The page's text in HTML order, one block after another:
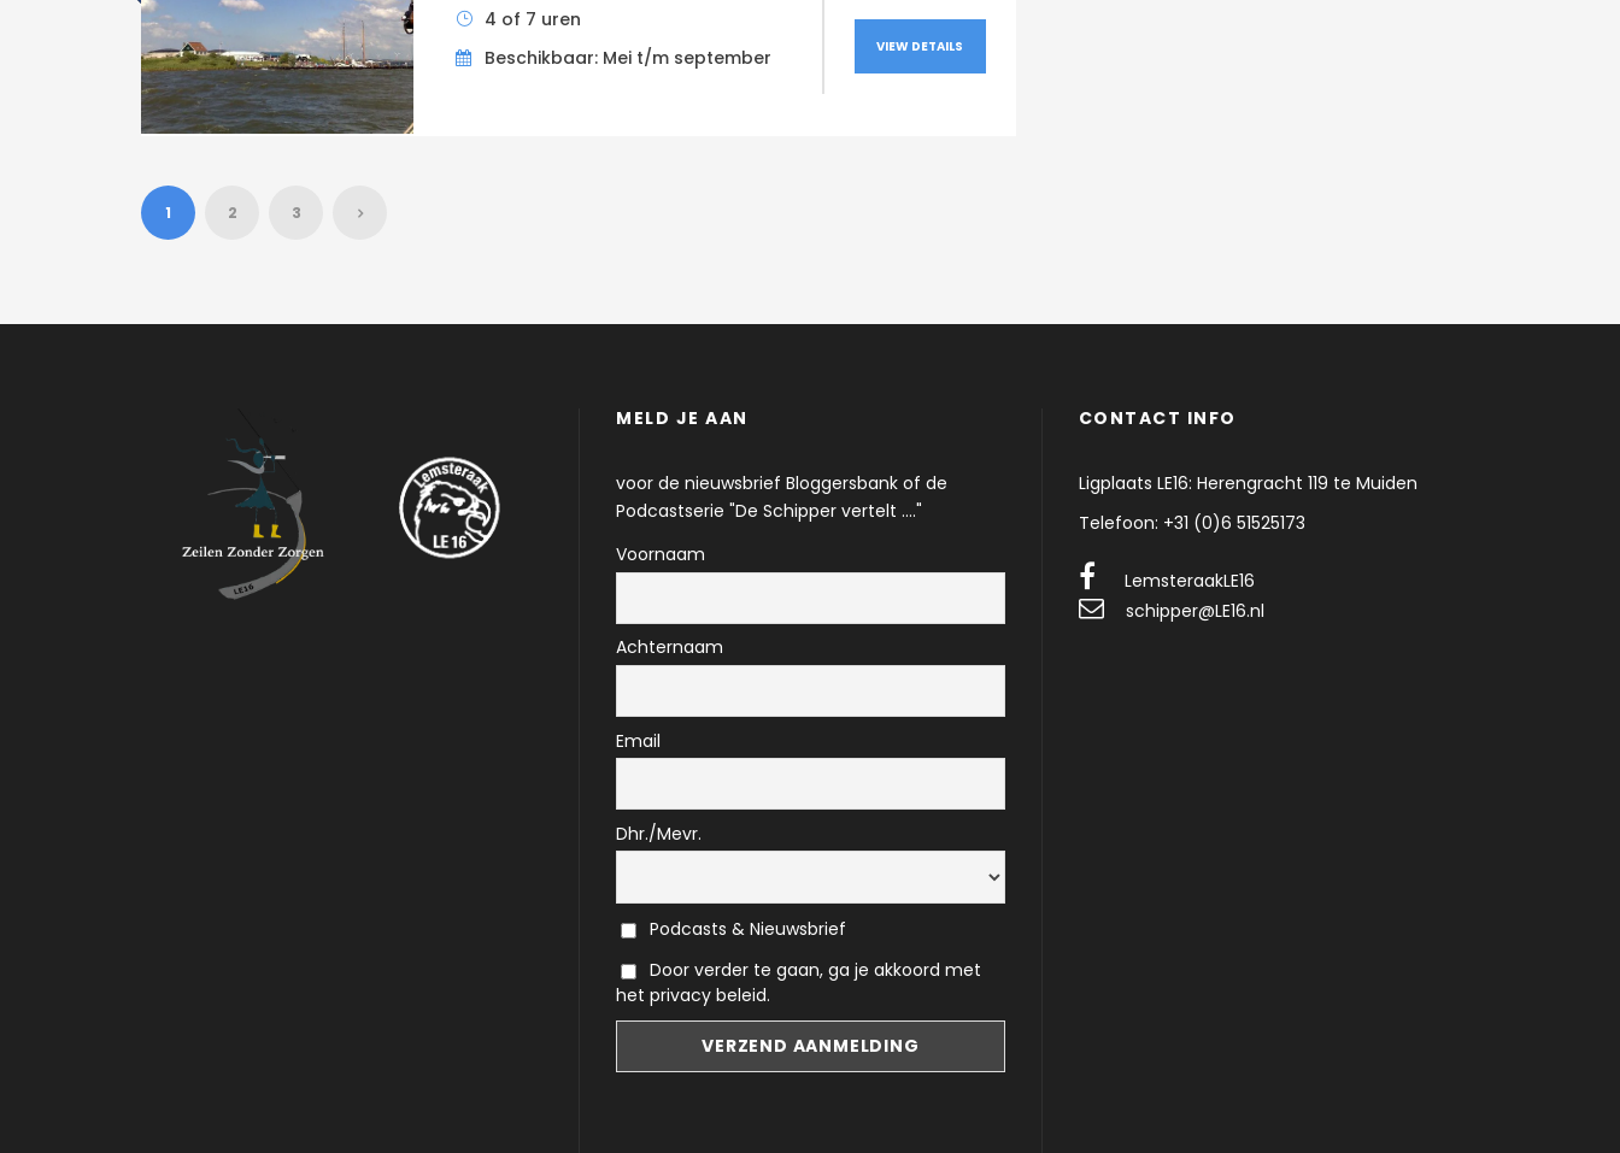
4 of 7 uren
Beschikbaar: Mei t/m september
VIEW DETAILS
1 2 3
MELD JE AAN
voor de nieuwsbrief Bloggersbank of de
Podcastserie "De Schipper vertelt ...."
Voornaam
Achternaam
Email
Dhr./Mevr.
Podcasts & Nieuwsbrief
Door verder te gaan, ga je akkoord met
het privacy beleid.
CONTACT INFO
Ligplaats LE16: Herengracht 119 te Muiden
Telefoon: +31 (0)6 51525173
LemsteraakLE16
schipper@LE16.nl